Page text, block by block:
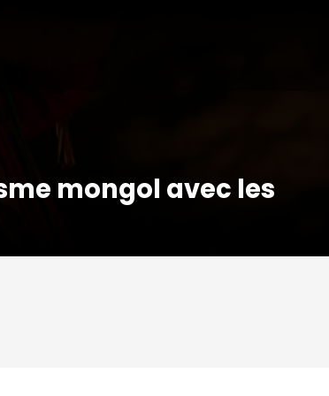
mongol avec les